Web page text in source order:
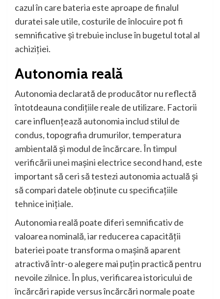
cazul în care bateria este aproape de finalul
duratei sale utile, costurile de înlocuire pot fi
semnificative și trebuie incluse în bugetul total al
achiziției.
Autonomia reală
Autonomia declarată de producător nu reflectă
întotdeauna condițiile reale de utilizare. Factorii
care influențează autonomia includ stilul de
condus, topografia drumurilor, temperatura
ambientală și modul de încărcare. În timpul
verificării unei mașini electrice second hand, este
important să ceri să testezi autonomia actuală și
să compari datele obținute cu specificațiile
tehnice inițiale.
Autonomia reală poate diferi semnificativ de
valoarea nominală, iar reducerea capacității
bateriei poate transforma o mașină aparent
atractivă într-o alegere mai puțin practică pentru
nevoile zilnice. În plus, verificarea istoricului de
încărcări rapide versus încărcări normale poate